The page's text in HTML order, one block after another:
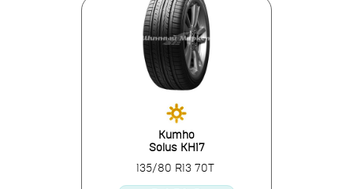
Kumho
Solus KH17
135/80 R13 70T